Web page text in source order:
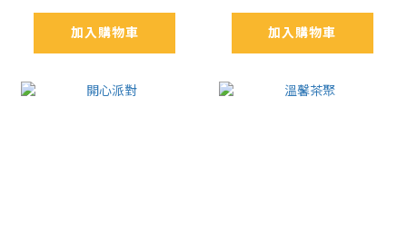
加入購物車 加入購物車